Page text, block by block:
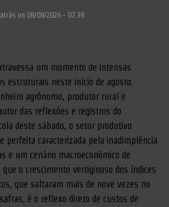
on 08/08/2026 - 07:38
um momento de intensas
estruturais neste início de agosto.
agrônomo, produtor rural e
das reflexões e registros do
deste sábado, o setor produtivo
perfeita caracterizada pela inadimplência
e um cenário macroeconômico de
o crescimento vertiginoso dos índices
que saltaram mais de nove vezes no
é o reflexo direto de custos de